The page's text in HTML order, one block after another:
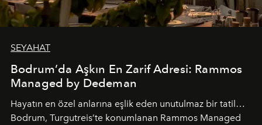
SEYAHAT
Bodrum’da Aşkın En Zarif Adresi: Rammos
Managed by Dedeman
Hayatın en özel anlarına eşlik eden unutulmaz bir tatil…
Bodrum, Turgutreis’te konumlanan Rammos Managed